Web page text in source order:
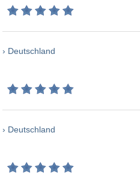
› Deutschland
› Deutschland